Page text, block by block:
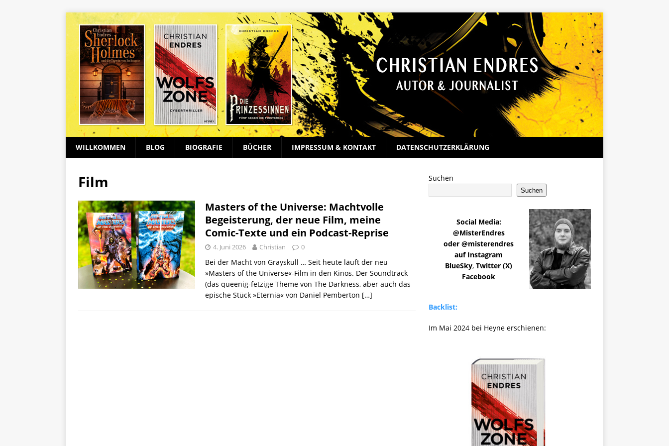
WILLKOMMEN BLOG BIOGRAFIE BÜCHER IMPRESSUM & KONTAKT DATENSCHUTZERKLÄRUNG
Film
Masters of the Universe: Machtvolle
Begeisterung, der neue Film, meine
Comic-Texte und ein Podcast-Reprise
4. Juni 2026 Christian 0
Bei der Macht von Grayskull … Seit heute läuft der neu
»Masters of the Universe«-Film in den Kinos. Der Soundtrack
(das queenig-fetzige Theme von The Darkness, aber auch das
epische Stück »Eternia« von Daniel Pemberton […]
Suchen
Suchen
Social Media:
@MisterEndres
oder @misterendres
auf Instagram
BlueSky,Twitter (X)
Facebook
Backlist:
Im Mai 2024 bei Heyne erschienen: